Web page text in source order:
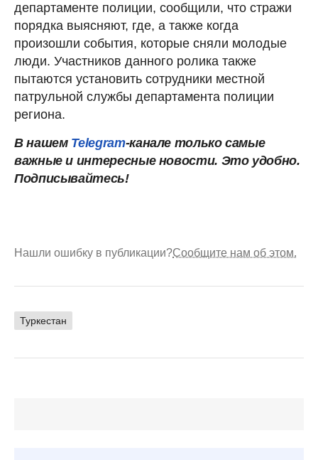
департаменте полиции, сообщили, что стражи
порядка выясняют, где, а также когда
произошли события, которые сняли молодые
люди. Участников данного ролика также
пытаются установить сотрудники местной
патрульной службы департамента полиции
региона.
В нашем Telegram-канале только самые
важные и интересные новости. Это удобно.
Подписывайтесь!
Нашли ошибку в публикации?Сообщите нам об этом.
Туркестан